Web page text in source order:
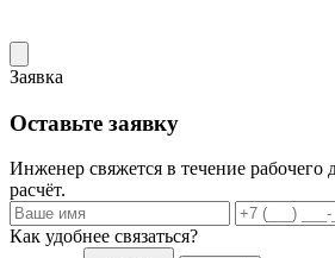
Заявка
Оставьте заявку
Инженер свяжется в течение рабочего
расчёт.
Как удобнее связаться?